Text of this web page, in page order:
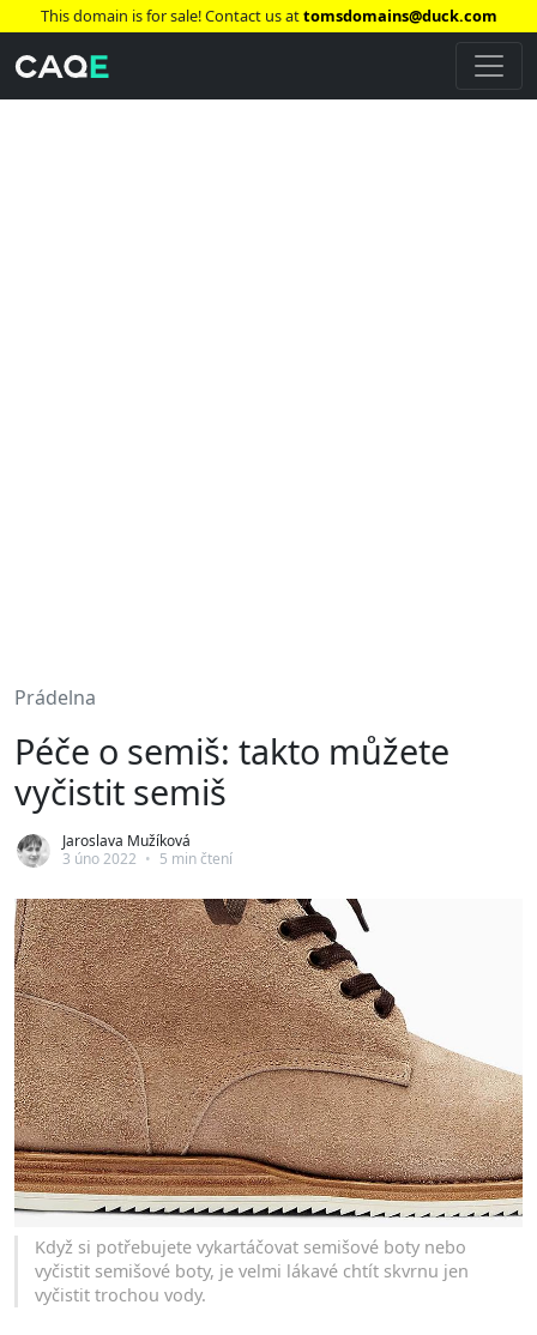
This domain is for sale! Contact us attomsdomains@duck.com
Prádelna
Péče o semiš: takto můžete
vyčistit semiš
Jaroslava Mužíková
3 úno 2022 • 5 min čtení
Když si potřebujete vykartáčovat semišové boty nebo
vyčistit semišové boty, je velmi lákavé chtít skvrnu jen
vyčistit trochou vody.